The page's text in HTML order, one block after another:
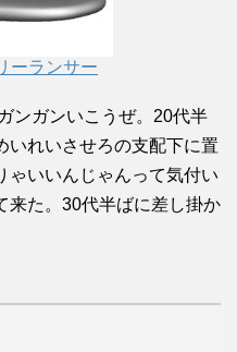
ーランサー
ンガンいこうぜ。20代半
いれいさせろの支配下に置
ゃいいんじゃんって気付い
来た。30代半ばに差し掛か